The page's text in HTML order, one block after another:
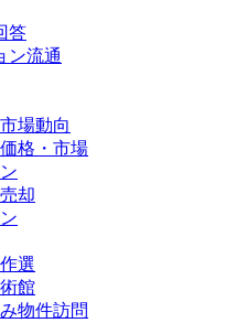
答
ン流通
場動向
格・市場
却
選
館
物件訪問